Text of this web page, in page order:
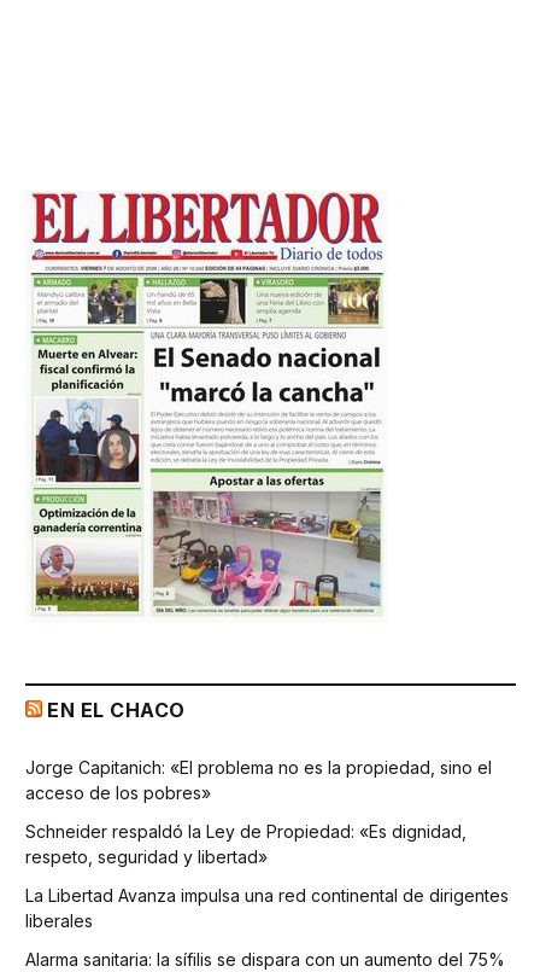
EN EL CHACO
Jorge Capitanich: «El problema no es la propiedad, sino el
acceso de los pobres»
Schneider respaldó la Ley de Propiedad: «Es dignidad,
respeto, seguridad y libertad»
La Libertad Avanza impulsa una red continental de dirigentes
liberales
Alarma sanitaria: la sífilis se dispara con un aumento del 75%